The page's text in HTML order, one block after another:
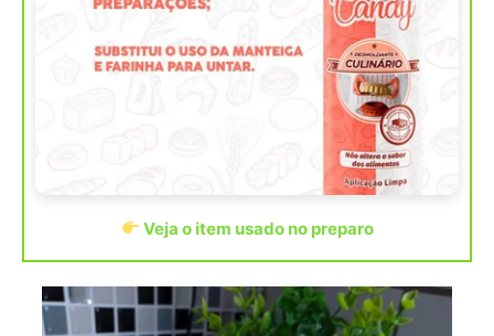
Veja o item usado no preparo